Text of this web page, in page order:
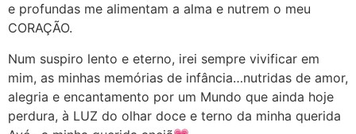
e profundas me alimentam a alma e nutrem o meu
CORAÇÃO.
Num suspiro lento e eterno, irei sempre vivificar em
mim, as minhas memórias de infância…nutridas de amor,
alegria e encantamento por um Mundo que ainda hoje
perdura, à LUZ do olhar doce e terno da minha querida